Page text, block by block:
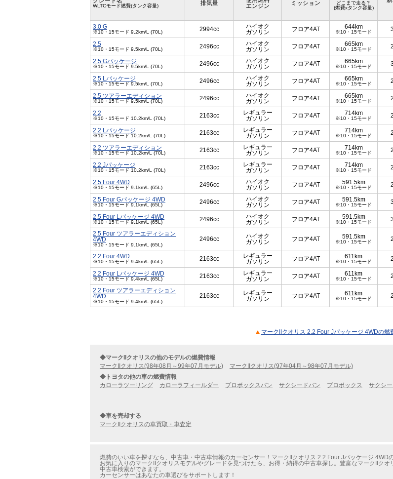
WLTCモード燃費(タンク容量) 排気量
エンジン
ミッション
どこまで走る？
(燃費xタンク容量)
3.0 G
※10・15モード 9.2km/L (70L) 2994cc
ハイオク
ガソリン
フロア4AT 644km
※10・15モード
2.5
※10・15モード 9.5km/L (70L) 2496cc
ハイオク
ガソリン
フロア4AT 665km
※10・15モード
2.5 Gパッケージ
※10・15モード 9.5km/L (70L) 2496cc
ハイオク
ガソリン
フロア4AT 665km
※10・15モード
2.5 Lパッケージ
※10・15モード 9.5km/L (70L) 2496cc
ハイオク
ガソリン
フロア4AT 665km
※10・15モード
2.5 ツアラーエディション
※10・15モード 9.5km/L (70L) 2496cc
ハイオク
ガソリン
フロア4AT 665km
※10・15モード
2.2
※10・15モード 10.2km/L (70L) 2163cc
レギュラー
ガソリン
フロア4AT 714km
※10・15モード
2.2 Lパッケージ
※10・15モード 10.2km/L (70L) 2163cc
レギュラー
ガソリン
フロア4AT 714km
※10・15モード
2.2 ツアラーエディション
※10・15モード 10.2km/L (70L) 2163cc
レギュラー
ガソリン
フロア4AT 714km
※10・15モード
2.2 Jパッケージ
※10・15モード 10.2km/L (70L) 2163cc
レギュラー
ガソリン
フロア4AT 714km
※10・15モード
2.5 Four 4WD
※10・15モード 9.1km/L (65L) 2496cc
ハイオク
ガソリン
フロア4AT 591.5km
※10・15モード
2.5 Four Gパッケージ 4WD
※10・15モード 9.1km/L (65L) 2496cc
ハイオク
ガソリン
フロア4AT 591.5km
※10・15モード
2.5 Four Lパッケージ 4WD
※10・15モード 9.1km/L (65L) 2496cc
ハイオク
ガソリン
フロア4AT 591.5km
※10・15モード
2.5 Four ツアラーエディション
4WD
※10・15モード 9.1km/L (65L)
2496cc
ハイオク
ガソリン
フロア4AT 591.5km
※10・15モード
2.2 Four 4WD
※10・15モード 9.4km/L (65L) 2163cc
レギュラー
ガソリン
フロア4AT 611km
※10・15モード
2.2 Four Lパッケージ 4WD
※10・15モード 9.4km/L (65L) 2163cc
レギュラー
ガソリン
フロア4AT 611km
※10・15モード
2.2 Four ツアラーエディション
4WD
※10・15モード 9.4km/L (65L)
2163cc
レギュラー
ガソリン
フロア4AT 611km
※10・15モード
マークIIクオリス 2.2 Four Jパッケージ 4WDの燃
◆マークIIクオリスの他のモデルの燃費情報
マークIIクオリス(98年08月～99年07月モデル)
マークIIクオリス(97年04月～98年07月モデル)
◆トヨタの他の車の燃費情報
カローラツーリング
カローラフィールダー プロボックスバン サクシードバン プロボックス サクシ
◆車を売却する
マークIIクオリスの車買取・車査定
燃費のいい車を探すなら、中古車・中古車情報のカーセンサー！マークIIクオリス 2.2 Four Jパッケージ 4WD
お気に入りのマークIIクオリスモデルやグレードを見つけたら、お得・納得の中古車探し。豊富なマークIIク
中古車検索ができます。
カーセンサーはあなたの車選びをサポートします！